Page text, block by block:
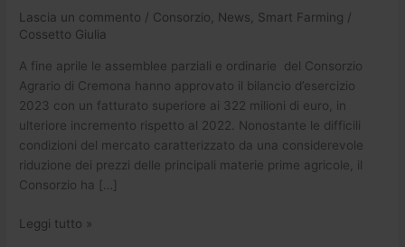
Lascia un commento / Consorzio News Smart Farming /
Cossetto Giulia
A fine aprile le assemblee parziali e ordinarie del Consorzio
Agrario di Cremona hanno approvato il bilancio d’esercizio
2023 con un fatturato superiore ai 322 milioni di euro, in
ulteriore incremento rispetto al 2022. Nonostante le difficili
condizioni del mercato caratterizzato da una considerevole
riduzione dei prezzi delle principali materie prime agricole, il
Consorzio ha […]
Euro
Leggi tutto »